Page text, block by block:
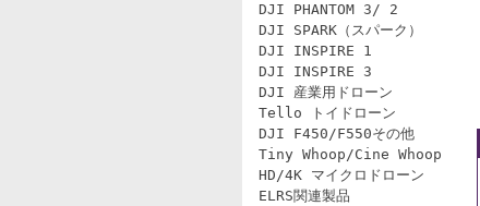
DJI PHANTOM 3/ 2
DJI SPARK（スパーク）
DJI INSPIRE 1
DJI INSPIRE 3
DJI 産業用ドローン
Tello トイドローン
DJI F450/F550その他
Tiny Whoop/Cine Whoop
HD/4K マイクロドローン
ELRS関連製品